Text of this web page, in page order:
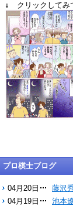
↓ クリックしてみ
プロ棋士ブログ
04月20日
藤沢
04月19日
池本